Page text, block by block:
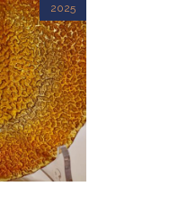
2025